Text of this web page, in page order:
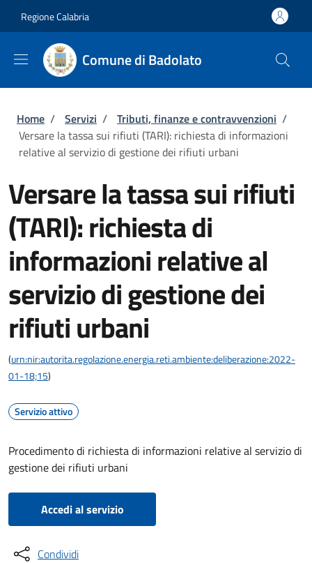
Regione Calabria
Comune di Badolato
Briciole di pane
Home / Servizi / Tributi, finanze e contravvenzioni /
Versare la tassa sui rifiuti (TARI): richiesta di informazioni
relative al servizio di gestione dei rifiuti urbani
Versare la tassa sui rifiuti
(TARI): richiesta di
informazioni relative al
servizio di gestione dei
rifiuti urbani
(urn:nir:autorita.regolazione.energia.reti.ambiente:deliberazione:2022-
01-18;15)
Servizio attivo
Procedimento di richiesta di informazioni relative al servizio di
gestione dei rifiuti urbani
Accedi al servizio
Condividi